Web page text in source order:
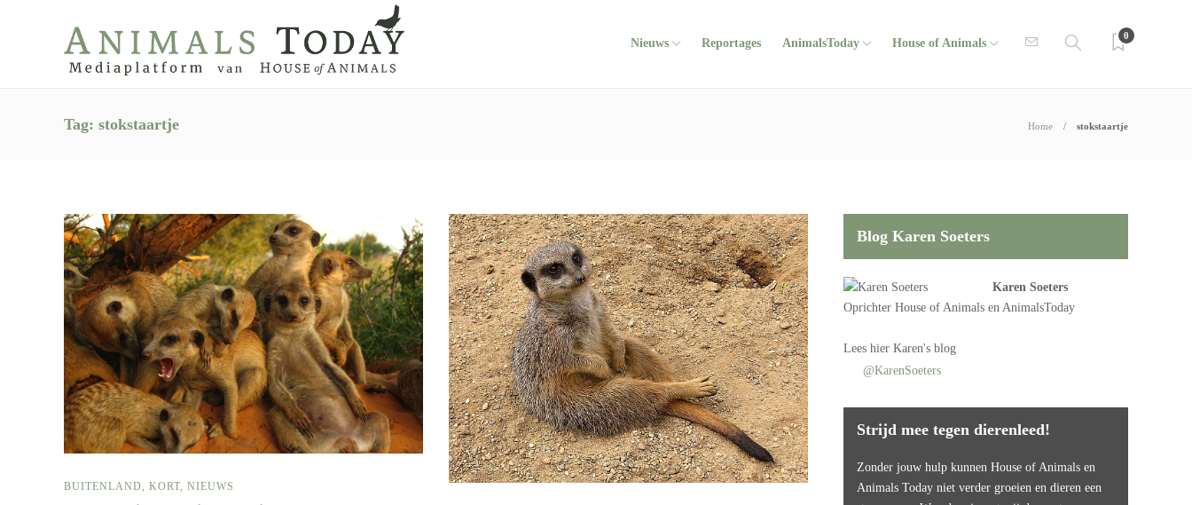
Nieuws Reportages AnimalsToday House of Animals
0
Tag: stokstaartje Home stokstaartje
BUITENLAND KORT NIEUWS
Blog Karen Soeters
Karen Soeters
OprichterHouse of Animals en AnimalsToday
Leeshier Karen's blog
@KarenSoeters
Strijd mee tegen dierenleed!
Zonder jouw hulp kunnen House of Animals en
Animals Today niet verder groeien en dieren een